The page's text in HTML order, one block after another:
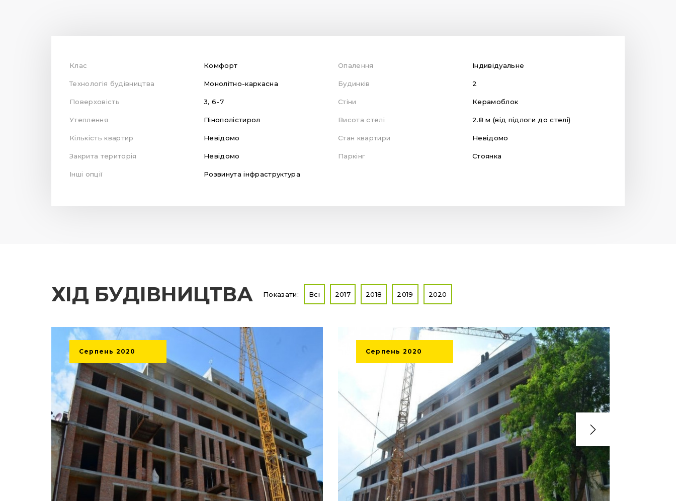
Клас Комфорт Опалення Індивідуальне
Технологія будівництва Монолітно-каркасна Будинків 2
Поверховість 3, 6-7 Стіни Керамоблок
Утеплення Пінополістирол Висота стелі 2.8 м (від підлоги до стелі)
Кількість квартир Невідомо Стан квартири Невідомо
Закрита територія Невідомо Паркінг Стоянка
Інші опції Розвинута інфраструктура
ХІД БУДІВНИЦТВА Показати: Всі 2017 2018 2019 2020
Серпень 2020 Серпень 2020